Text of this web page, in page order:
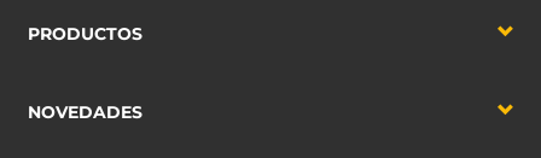
PRODUCTOS
NOVEDADES